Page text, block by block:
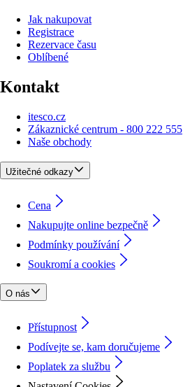
Jak nakupovat
Registrace
Rezervace času
Oblíbené
Kontakt
itesco.cz
Zákaznické centrum - 800 222 555
Naše obchody
Užitečné odkazy
Cena
Nakupujte online bezpečně
Podmínky používání
Soukromí a cookies
O nás
Přístupnost
Podívejte se, kam doručujeme
Poplatek za službu